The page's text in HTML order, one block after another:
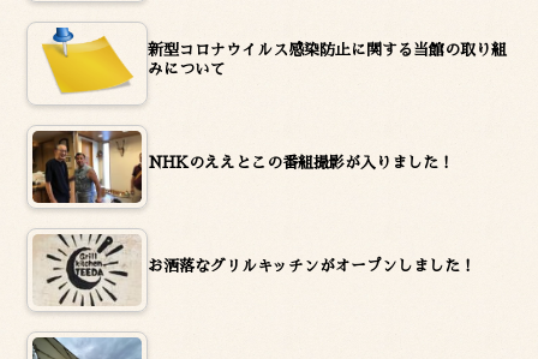
新型コロナウイルス感染防止に関する当館の取り組
みについて
NHKのええとこの番組撮影が入りました！
お洒落なグリルキッチンがオープンしました！